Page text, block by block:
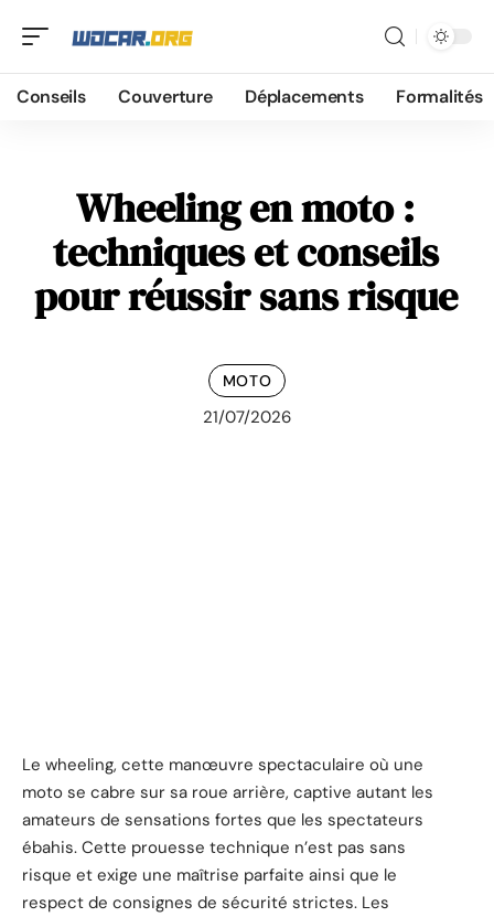
Conseils Couverture Déplacements Formalités
Wheeling en moto :
techniques et conseils
pour réussir sans risque
MOTO
21/07/2026
Le wheeling, cette manœuvre spectaculaire où une
moto se cabre sur sa roue arrière, captive autant les
amateurs de sensations fortes que les spectateurs
ébahis. Cette prouesse technique n’est pas sans
risque et exige une maîtrise parfaite ainsi que le
respect de consignes de sécurité strictes. Les